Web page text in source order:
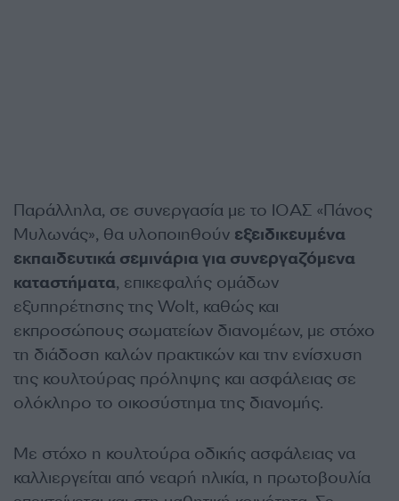
Παράλληλα, σε συνεργασία με το ΙΟΑΣ «Πάνος
Μυλωνάς», θα υλοποιηθούν εξειδικευμένα
εκπαιδευτικά σεμινάρια για συνεργαζόμενα
καταστήματα, επικεφαλής ομάδων
εξυπηρέτησης της Wolt, καθώς και
εκπροσώπους σωματείων διανομέων, με στόχο
τη διάδοση καλών πρακτικών και την ενίσχυση
της κουλτούρας πρόληψης και ασφάλειας σε
ολόκληρο το οικοσύστημα της διανομής.
Με στόχο η κουλτούρα οδικής ασφάλειας να
καλλιεργείται από νεαρή ηλικία, η πρωτοβουλία